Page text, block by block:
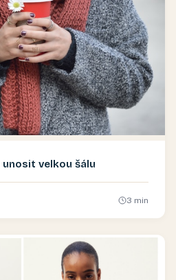
velkou šálu
3 min